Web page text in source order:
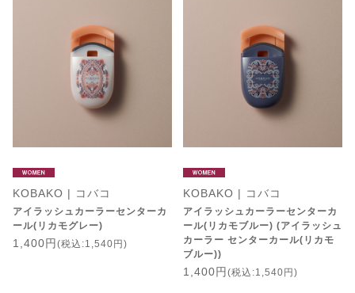
KOBAKO | コバコ
アイラッシュカーラーセンターカ
ール(リカモグレー)
1,400円 (税込:1,540円)
KOBAKO | コバコ
アイラッシュカーラーセンターカ
ール(リカモブルー) (アイラッシュ
カーラー センターカール(リカモ
ブルー))
1,400円 (税込:1,540円)